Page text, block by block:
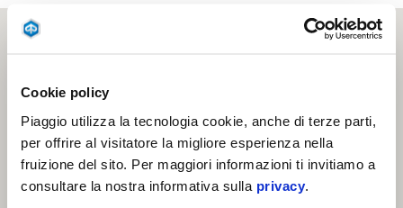
Cookie policy
Piaggio utilizza la tecnologia cookie, anche di terze parti,
per offrire al visitatore la migliore esperienza nella
fruizione del sito. Per maggiori informazioni ti invitiamo a
consultare la nostra informativa sulla privacy